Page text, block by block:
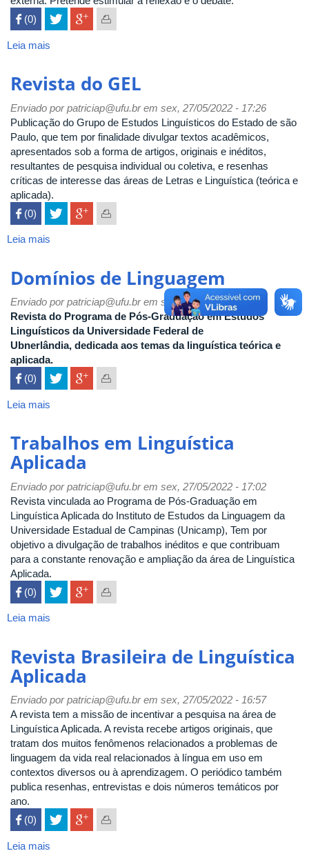
 (0)
Leia mais
MARgem
Revista do GEL
Enviado porpatriciap@ufu.brem sex, 27/05/2022 - 17:26
Publicação do Grupo de Estudos Linguísticos do Estado de são
Paulo, que tem por finalidade divulgar textos acadêmicos,
apresentados sob a forma de artigos, originais e inéditos,
resultantes de pesquisa individual ou coletiva, e resenhas
críticas de interesse das áreas de Letras e Linguística (teórica e
aplicada).
 (0)
Leia mais
GEL
Domínios de Linguagem
Enviado porpatriciap@ufu.brem sex, 27/05/2022 - 17:14
Revista do Programa de Pós-Graduação em Estudos
Linguísticos da Universidade Federal de
Ubnerlândia, dedicada aos temas da linguística teórica e
aplicada.
 (0)
Leia mais
Linguagem
Trabalhos em Linguística
Aplicada
Enviado porpatriciap@ufu.brem sex, 27/05/2022 - 17:02
Revista vinculada ao Programa de Pós-Graduação em
Linguística Aplicada do Instituto de Estudos da Linguagem da
Universidade Estadual de Campinas (Unicamp), Tem por
objetivo a divulgação de trabalhos inéditos e que contribuam
para a constante renovação e ampliação da área de Linguística
Aplicada.
 (0)
Leia mais
Linguística
Aplicada
Revista Brasileira de Linguística
Aplicada
Enviado porpatriciap@ufu.brem sex, 27/05/2022 - 16:57
A revista tem a missão de incentivar a pesquisa na área de
Linguística Aplicada. A revista recebe artigos originais, que
tratam dos muitos fenômenos relacionados a problemas de
linguagem da vida real relacionados à língua em uso em
contextos diversos ou à aprendizagem. O periódico também
publica resenhas, entrevistas e dois números temáticos por
ano.
 (0)
Leia mais